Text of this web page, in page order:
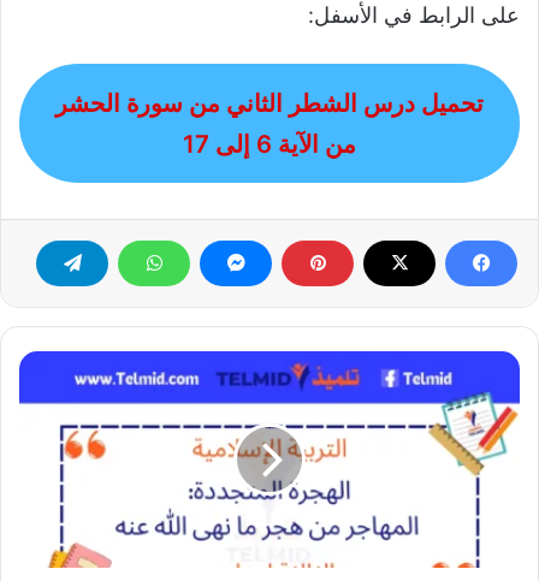
على الرابط في الأسفل:
تحميل درس الشطر الثاني من سورة الحشر
من الآية 6 إلى 17
الهجرة
المتجددة
المهاجر
من